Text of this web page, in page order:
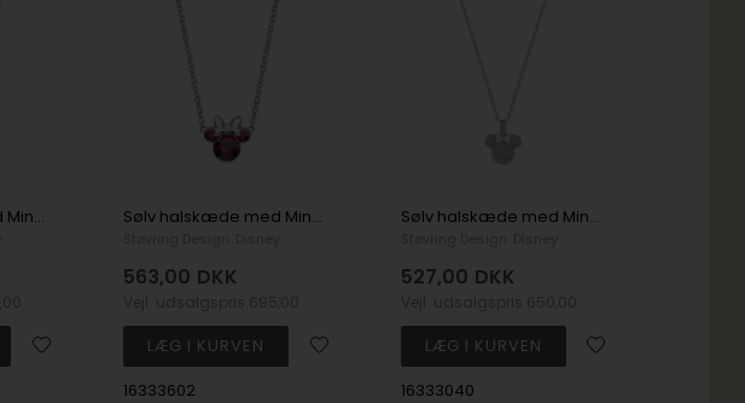
Sølv halskæde med Minnie Mouse, lyseblå zirkoner Sølv halskæde med Minnie Mouse, blå zirkoner
563,00 DKK
16333602
Sølv halskæde med Minnie Mouse vedhæng og zirkoner
527,00 DKK
16333040